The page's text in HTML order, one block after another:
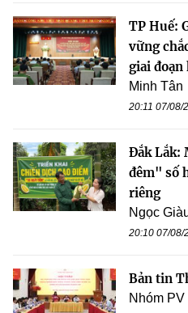
TP Huế:
vững
giai đoạn
Minh Tân
20:11 07/08/
Đắk Lắk:
đêm" số
riêng
Ngọc
20:10 07/08/
Bản tin
Nhóm